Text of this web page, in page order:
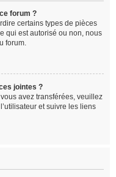
forum ?
certains types de pièces
qui est autorisé ou non, nous
forum.
jointes ?
avez transférées, veuillez
et suivre les liens